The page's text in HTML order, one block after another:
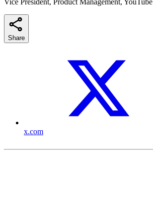
Vice President, Product Management, YouTube
Share
x.com